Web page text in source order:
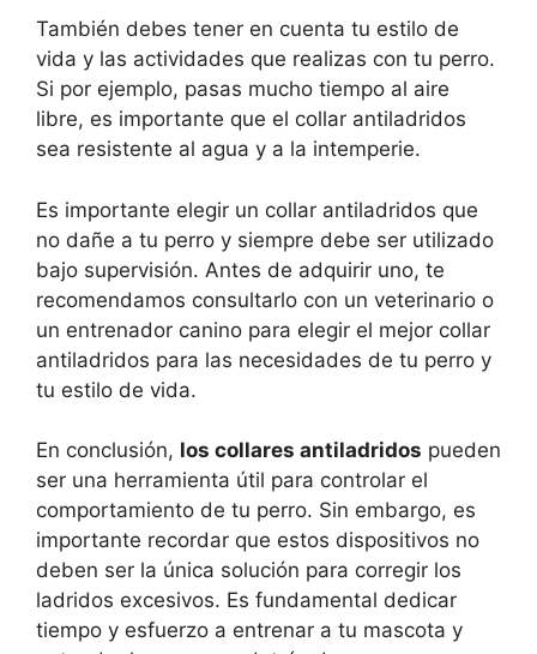
También debes tener en cuenta tu estilo de
vida y las actividades que realizas con tu perro.
Si por ejemplo, pasas mucho tiempo al aire
libre, es importante que el collar antiladridos
sea resistente al agua y a la intemperie.
Es importante elegir un collar antiladridos que
no dañe a tu perro y siempre debe ser utilizado
bajo supervisión. Antes de adquirir uno, te
recomendamos consultarlo con un veterinario o
un entrenador canino para elegir el mejor collar
antiladridos para las necesidades de tu perro y
tu estilo de vida.
En conclusión, los collares antiladridos pueden
ser una herramienta útil para controlar el
comportamiento de tu perro. Sin embargo, es
importante recordar que estos dispositivos no
deben ser la única solución para corregir los
ladridos excesivos. Es fundamental dedicar
tiempo y esfuerzo a entrenar a tu mascota y